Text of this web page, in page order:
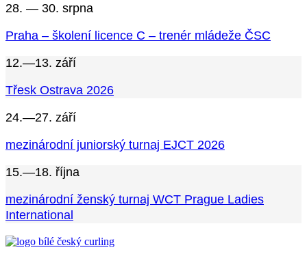
28. — 30. srpna
Praha – školení licence C – trenér mládeže ČSC
12.—13. září
Třesk Ostrava 2026
24.—27. září
mezinárodní juniorský turnaj EJCT 2026
15.—18. října
mezinárodní ženský turnaj WCT Prague Ladies
International